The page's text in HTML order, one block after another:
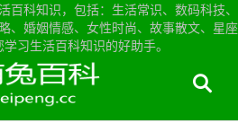
百科知识，包括：生活常识、数码科技、
、婚姻情感、女性时尚、故事散文、星座
习生活百科知识的好助手。
网首页>生活常识